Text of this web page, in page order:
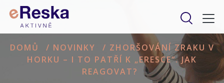
DOMŮ / NOVINKY / ZHORŠOVÁNÍ ZRAKU V
HORKU – I TO PATŘÍ K „ERESCE“. JAK
REAGOVAT?